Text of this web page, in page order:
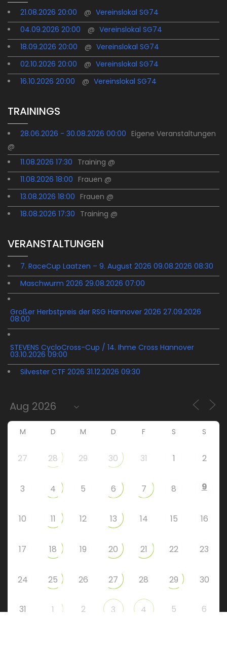
21.08.2026 20:00 @ Vereinslokal SG74
04.09.2026 20:00
@ Vereinslokal SG74
18.09.2026 20:00
@ Vereinslokal SG74
02.10.2026 20:00
@ Vereinslokal SG74
16.10.2026 20:00
@ Vereinslokal SG74
TRAININGS
28.06.2026 - 30.08.2026 00:00 Eigene Veranstaltungen
@
11.08.2026 17:30 Training @
11.08.2026 18:00 Frauen @
13.08.2026 18:00 Frauen @
18.08.2026 17:30 Training @
VERANSTALTUNGEN
7. RaceCup Laatzen – 9. August 2026 09.08.2026 08:30
Maschwurm 2026 29.08.2026 07:00
Großer Herbstpreis der RSG Hannover 2026 27.09.2026
08:00
STEVENS CycloCross-Cup / 14. Ihme Cross Hannover
03.10.2026 09:00
Silvester CTF 2026 31.12.2026 09:30
M D M D F S S
27 28 29 30 31 1 2
3 4 5 6 7 8 9
10 11 12 13 14 15 16
17 18 19 20 21 22 23
24 25 26 27 28 29 30
31 1 2 3 4 5 6